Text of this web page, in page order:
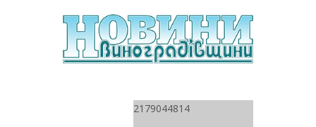
2179044814